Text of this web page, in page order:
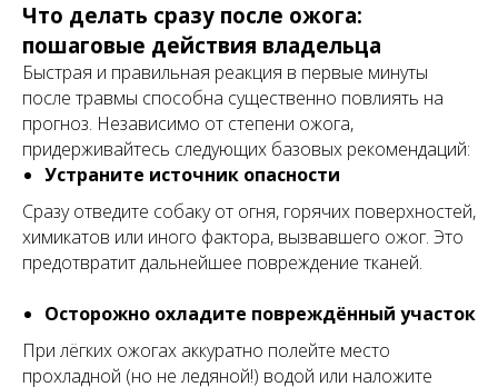
Что делать сразу после ожога:
пошаговые действия владельца
Быстрая и правильная реакция в первые минуты
после травмы способна существенно повлиять на
прогноз. Независимо от степени ожога,
придерживайтесь следующих базовых рекомендаций:
Устраните источник опасности
Сразу отведите собаку от огня, горячих поверхностей,
химикатов или иного фактора, вызвавшего ожог. Это
предотвратит дальнейшее повреждение тканей.
Осторожно охладите повреждённый участок
При лёгких ожогах аккуратно полейте место
прохладной (но не ледяной!) водой или наложите